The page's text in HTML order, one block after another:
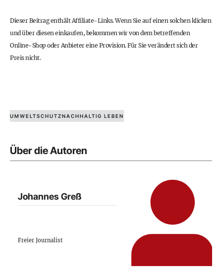
Dieser Beitrag enthält Affiliate-Links. Wenn Sie auf einen solchen klicken
und über diesen einkaufen, bekommen wir von dem betreffenden
Online-Shop oder Anbieter eine Provision. Für Sie verändert sich der
Preis nicht.
UMWELTSCHUTZNACHHALTIG LEBEN
Über die Autoren
Johannes Greß
Freier Journalist